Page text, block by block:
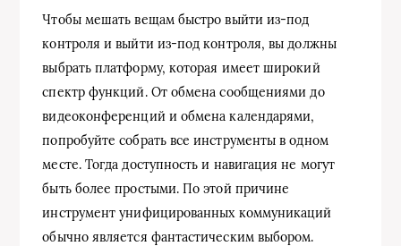
Чтобы мешать вещам быстро выйти из-под
контроля и выйти из-под контроля, вы должны
выбрать платформу, которая имеет широкий
спектр функций. От обмена сообщениями до
видеоконференций и обмена календарями,
попробуйте собрать все инструменты в одном
месте. Тогда доступность и навигация не могут
быть более простыми. По этой причине
инструмент унифицированных коммуникаций
обычно является фантастическим выбором.